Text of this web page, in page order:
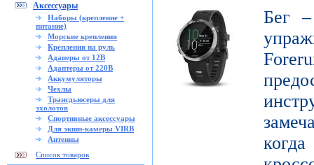
Аксессуары
Наборы (крепление +
питание)
Морские крепления
Крепления на руль
Адаперы от 12В
Адаптеры от 220В
Аккумуляторы
Чехлы
Трансдьюсеры для
эхолотов
Спортивные аксессуары
Для экшн-камеры VIRB
Антенны
Список товаров
Бег